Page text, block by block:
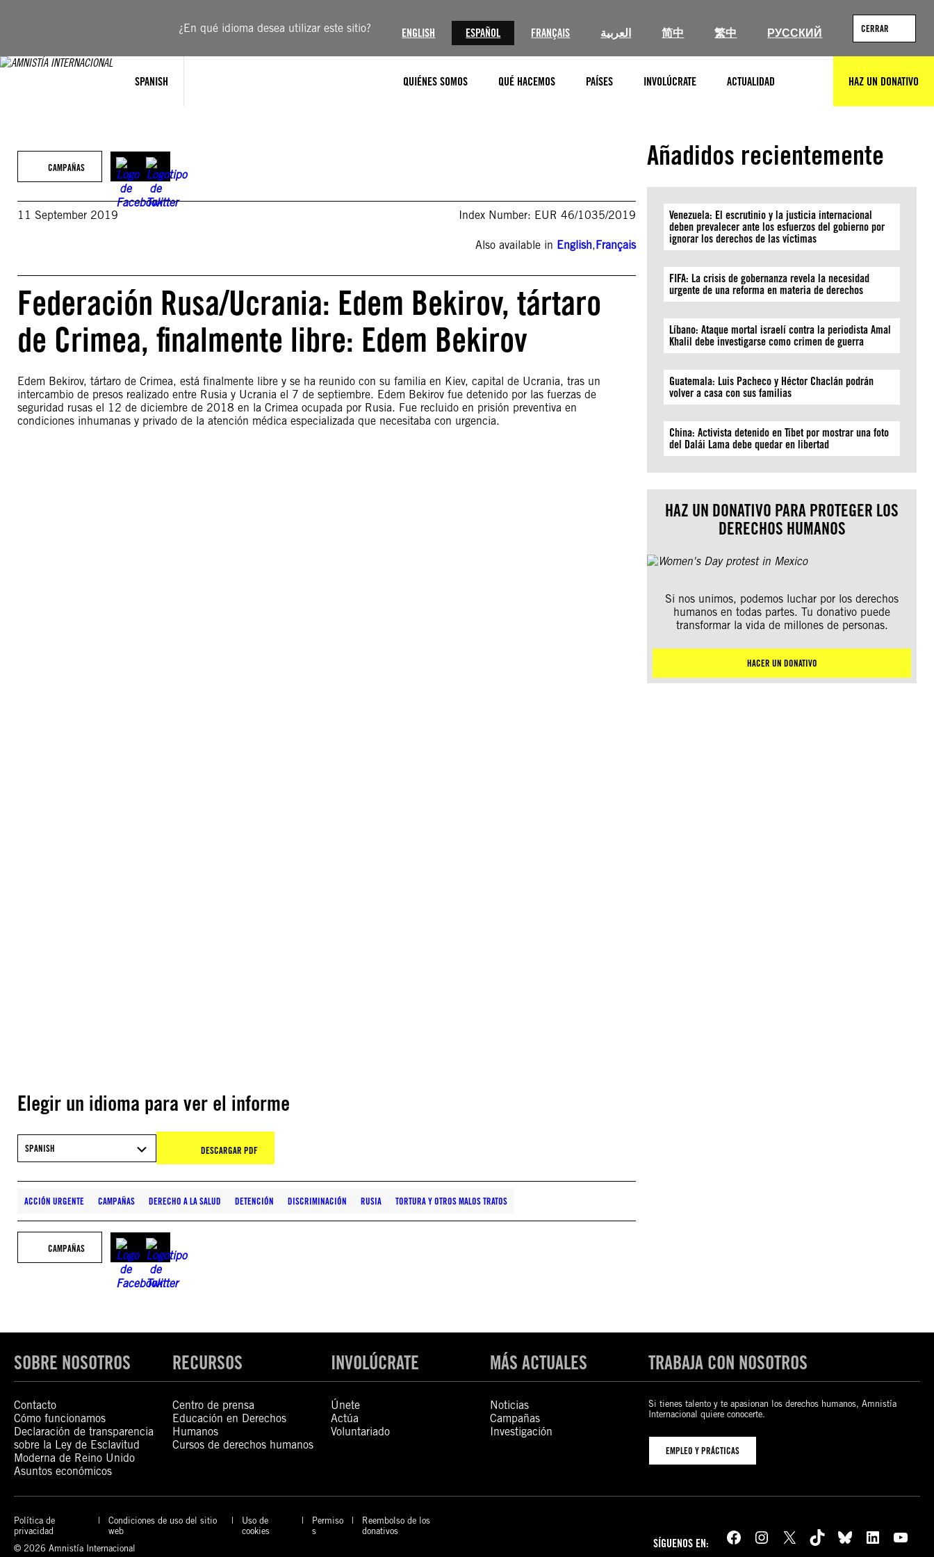
¿En qué idioma desea utilizar este sitio? ENGLISH ESPAÑOL FRANÇAIS العربية 简中 繁中 РУССКИЙ CERRAR
SPANISH QUIÉNES SOMOS QUÉ HACEMOS PAÍSES INVOLÚCRATE ACTUALIDAD HAZ UN DONATIVO
CAMPAÑAS
11 September 2019 Index Number: EUR 46/1035/2019
Also available in English,Français
Federación Rusa/Ucrania: Edem Bekirov, tártaro
de Crimea, finalmente libre: Edem Bekirov
Edem Bekirov, tártaro de Crimea, está finalmente libre y se ha reunido con su familia en Kiev, capital de Ucrania, tras un
intercambio de presos realizado entre Rusia y Ucrania el 7 de septiembre. Edem Bekirov fue detenido por las fuerzas de
seguridad rusas el 12 de diciembre de 2018 en la Crimea ocupada por Rusia. Fue recluido en prisión preventiva en
condiciones inhumanas y privado de la atención médica especializada que necesitaba con urgencia.
Elegir un idioma para ver el informe
SPANISH DESCARGAR PDF
ACCIÓN URGENTE CAMPAÑAS DERECHO A LA SALUD DETENCIÓN DISCRIMINACIÓN RUSIA TORTURA Y OTROS MALOS TRATOS
CAMPAÑAS
Añadidos recientemente
Venezuela: El escrutinio y la justicia internacional
deben prevalecer ante los esfuerzos del gobierno por
ignorar los derechos de las víctimas
FIFA: La crisis de gobernanza revela la necesidad
urgente de una reforma en materia de derechos
Líbano: Ataque mortal israelí contra la periodista Amal
Khalil debe investigarse como crimen de guerra
Guatemala: Luis Pacheco y Héctor Chaclán podrán
volver a casa con sus familias
China: Activista detenido en Tíbet por mostrar una foto
del Dalái Lama debe quedar en libertad
HAZ UN DONATIVO PARA PROTEGER LOS
DERECHOS HUMANOS
Si nos unimos, podemos luchar por los derechos
humanos en todas partes. Tu donativo puede
transformar la vida de millones de personas.
HACER UN DONATIVO
SOBRE NOSOTROS
Contacto
Cómo funcionamos
Declaración de transparencia
sobre la Ley de Esclavitud
Moderna de Reino Unido
Asuntos económicos
RECURSOS
Centro de prensa
Educación en Derechos
Humanos
Cursos de derechos humanos
INVOLÚCRATE
Únete
Actúa
Voluntariado
MÁS ACTUALES
Noticias
Campañas
Investigación
TRABAJA CON NOSOTROS
Si tienes talento y te apasionan los derechos humanos, Amnistía
Internacional quiere conocerte.
EMPLEO Y PRÁCTICAS
Política de
privacidad
Condiciones de uso del sitio
web
Uso de
cookies
Permiso
s
Reembolso de los
donativos
© 2026 Amnistía Internacional
SÍGUENOS EN: Facebook Instagram X TikTok Bluesky LinkedIn YouTube